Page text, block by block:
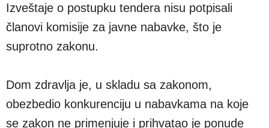
Izveštaje o postupku tendera nisu potpisali
članovi komisije za javne nabavke, što je
suprotno zakonu.
Dom zdravlja je, u skladu sa zakonom,
obezbedio konkurenciju u nabavkama na koje
se zakon ne primenjuje i prihvatao je ponude